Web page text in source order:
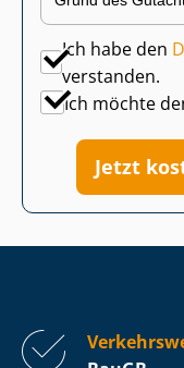
Ich habe den
verstanden.
Ich möchte
Jetzt